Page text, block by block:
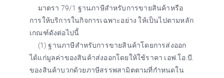
มาตรา 79/1 ฐานภาษีสำหรับการขายสินค้าหรือ
การให้บริการในกิจการเฉพาะอย่าง ให้เป็นไปตามหลัก
เกณฑ์ดังต่อไปนี้
(1) ฐานภาษีสำหรับการขายสินค้าโดยการส่งออก
ได้แก่มูลค่าของสินค้าส่งออกโดยให้ใช้ราคา เอฟ.โอ.บี.
ของสินค้าบวกด้วยภาษีสรรพสามิตตามที่กำหนดใน